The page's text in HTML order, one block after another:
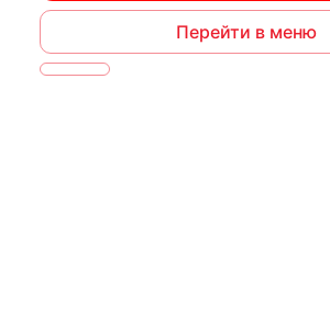
Перейти в меню